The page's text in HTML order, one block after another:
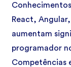
React,
aumentam
programador
Competências